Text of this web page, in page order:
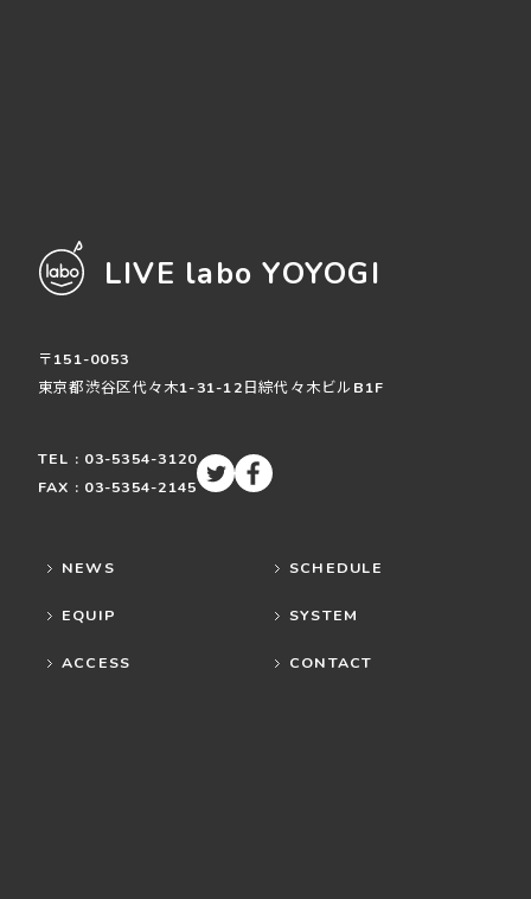
LIVE labo YOYOGI
〒151-0053
東京都渋谷区代々木1-31-12日綜代々木ビルB1F
TEL : 03-5354-3120
FAX : 03-5354-2145
NEWS SCHEDULE
EQUIP SYSTEM
ACCESS CONTACT